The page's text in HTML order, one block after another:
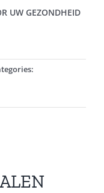
UW GEZONDHEID